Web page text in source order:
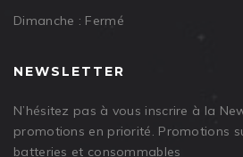
Dimanche : Fermé
NEWSLETTER
N’hésitez pas à vous inscrire à la
promotions en priorité. Promotions
batteries et consommables